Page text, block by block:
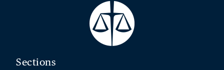
Sections